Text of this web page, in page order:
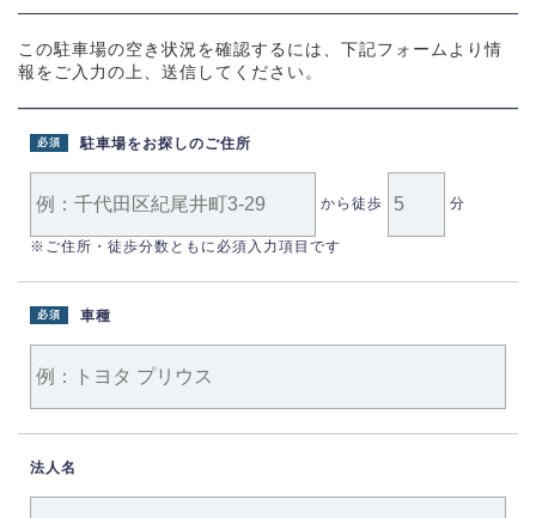
この駐車場の空き状況を確認するには、下記フォームより情
報をご入力の上、送信してください。
駐車場をお探しのご住所
必須
から徒歩 分
※ご住所・徒歩分数ともに必須入力項目です
車種
必須
法人名